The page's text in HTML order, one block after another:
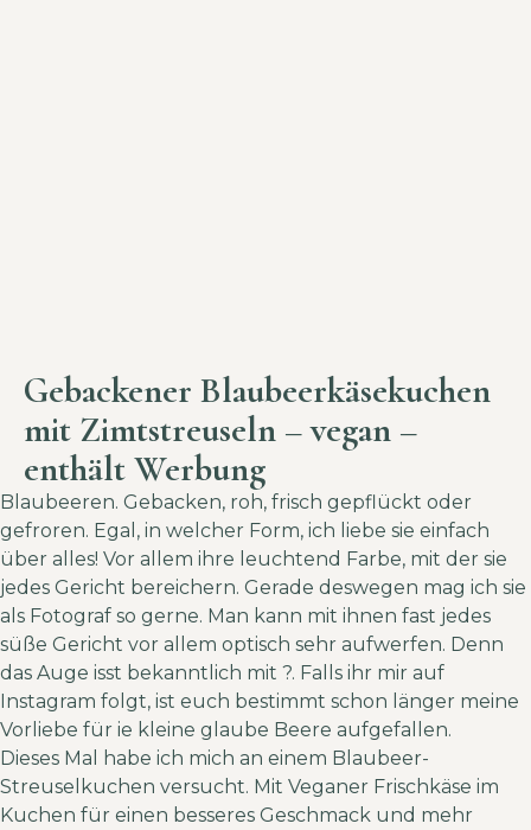
Gebackener Blaubeerkäsekuchen
mit Zimtstreuseln – vegan –
enthält Werbung
Blaubeeren. Gebacken, roh, frisch gepflückt oder
gefroren. Egal, in welcher Form, ich liebe sie einfach
über alles! Vor allem ihre leuchtend Farbe, mit der sie
jedes Gericht bereichern. Gerade deswegen mag ich sie
als Fotograf so gerne. Man kann mit ihnen fast jedes
süße Gericht vor allem optisch sehr aufwerfen. Denn
das Auge isst bekanntlich mit ?. Falls ihr mir auf
Instagram folgt, ist euch bestimmt schon länger meine
Vorliebe für ie kleine glaube Beere aufgefallen.
Dieses Mal habe ich mich an einem Blaubeer-
Streuselkuchen versucht. Mit Veganer Frischkäse im
Kuchen für einen besseres Geschmack und mehr